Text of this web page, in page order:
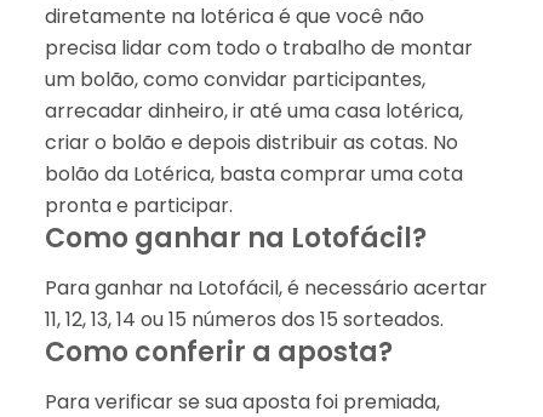
diretamente na lotérica é que você não
precisa lidar com todo o trabalho de montar
um bolão, como convidar participantes,
arrecadar dinheiro, ir até uma casa lotérica,
criar o bolão e depois distribuir as cotas. No
bolão da Lotérica, basta comprar uma cota
pronta e participar.
Como ganhar na Lotofácil?
Para ganhar na Lotofácil, é necessário acertar
11, 12, 13, 14 ou 15 números dos 15 sorteados.
Como conferir a aposta?
Para verificar se sua aposta foi premiada,